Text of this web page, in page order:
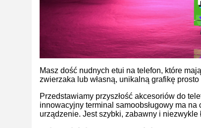
Masz dość nudnych etui na telefon, które
zwierzaka lub własną, unikalną grafikę
Przedstawiamy przyszłość akcesoriów do
innowacyjny terminal samoobsługowy ma
urządzenie. Jest szybki, zabawny i niezwykle